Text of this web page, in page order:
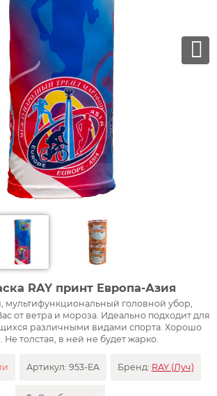
RAY принт Европа-Азия
головной убор,
от ветра и мороза. Идеально подходит для
различными видами спорта. Хорошо
Не толстая, в ней не будет жарко.
Артикул: 953-EA Бренд: RAY (Луч)